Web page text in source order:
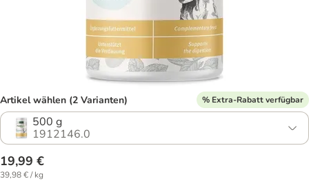
Artikel wählen (2 Varianten) % Extra-Rabatt verfügbar
500 g
1912146.0
19,99 €
39,98 € / kg